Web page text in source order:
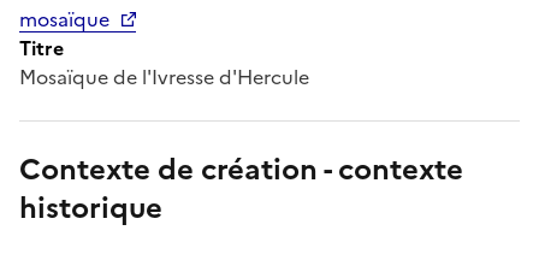
mosaïque
Titre
Mosaïque de l'Ivresse d'Hercule
Contexte de création - contexte
historique